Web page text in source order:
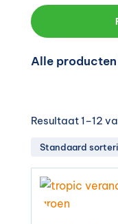
Alle
Resultaat 1–12